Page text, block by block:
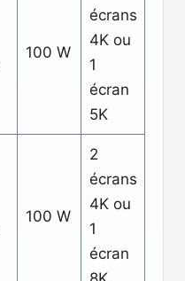
100 W
écrans
4K ou
1
écran
5K
100 W
2
écrans
4K ou
1
écran